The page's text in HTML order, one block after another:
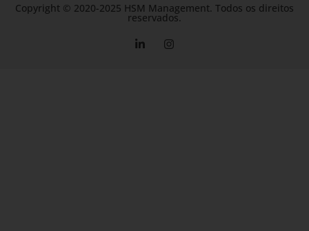
Copyright © 2020-2025 HSM Management. Todos os direitos
reservados.